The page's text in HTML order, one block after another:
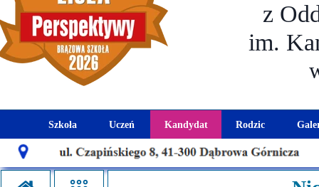
Rodzic
Harmonogram
Rada
Szkoła
Historia szkoły
Patron szkoły
Uczeń
Kalendarz roku szkolnego
Kandydat
Aktualności dla
Oferta edukacyjna
z
im.